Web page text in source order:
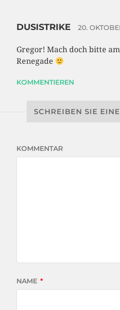
DUSISTRIKE 20.
Gregor! Mach doch bitte
Renegade
KOMMENTIEREN
SCHREIBEN SIE
KOMMENTAR
NAME *